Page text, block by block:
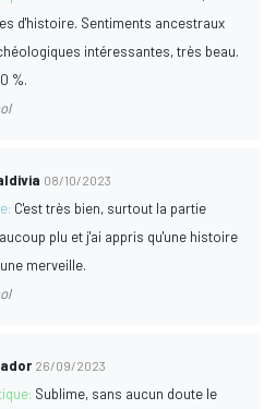
d'histoire. Sentiments ancestraux
intéressantes, très beau.
%.
08/10/2023
C'est très bien, surtout la partie
plu et j'ai appris qu'une histoire
merveille.
26/09/2023
Sublime, sans aucun doute le